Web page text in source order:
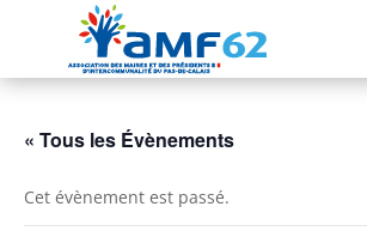
« Tous les Évènements
Cet évènement est passé.